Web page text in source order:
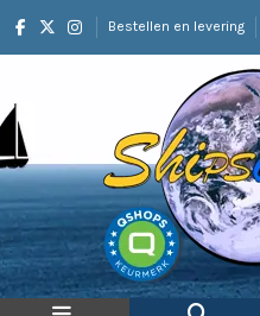
Bestellen en levering